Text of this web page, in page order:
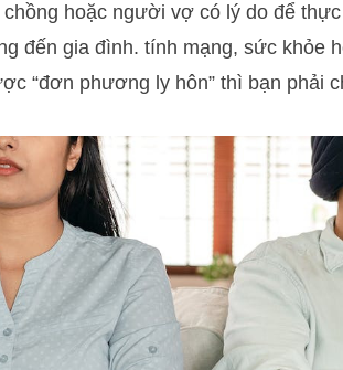
hoặc người vợ có lý do để
đến gia đình. tính mạng, sức khỏe
“đơn phương ly hôn” thì bạn phải